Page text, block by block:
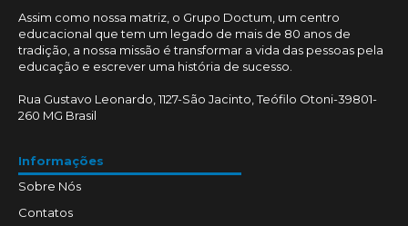
Assim como nossa matriz, o Grupo Doctum, um centro
educacional que tem um legado de mais de 80 anos de
tradição, a nossa missão é transformar a vida das pessoas pela
educação e escrever uma história de sucesso.
Rua Gustavo Leonardo, 1127-São Jacinto, Teófilo Otoni-39801-
260 MG Brasil
Informações
Sobre Nós
Contatos